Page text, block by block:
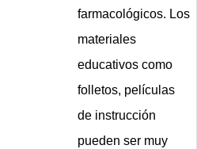
farmacológicos. Los
materiales
educativos como
folletos, películas
de instrucción
pueden ser muy